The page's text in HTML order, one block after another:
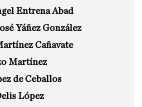
Entrena Abad
Yáñez González
Cañavate
Martínez
de Ceballos
López